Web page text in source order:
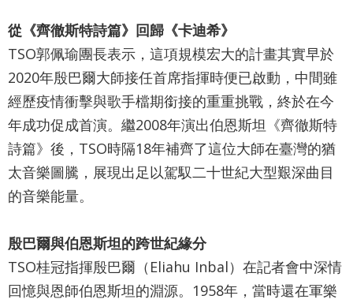
及
出
版
品
行
政
資
訊
站
導
覽
從《齊徹斯特詩篇》回歸《卡迪希》
TSO郭佩瑜團長表示，這項規模宏大的計畫其實早於
2020年殷巴爾大師接任首席指揮時便已啟動，中間雖
經歷疫情衝擊與歌手檔期銜接的重重挑戰，終於在今
年成功促成首演。繼2008年演出伯恩斯坦《齊徹斯特
詩篇》後，TSO時隔18年補齊了這位大師在臺灣的猶
太音樂圖騰，展現出足以駕馭二十世紀大型艱深曲目
的音樂能量。
殷巴爾與伯恩斯坦的跨世紀緣分
TSO桂冠指揮殷巴爾（Eliahu Inbal）在記者會中深情
回憶與恩師伯恩斯坦的淵源。1958年，當時還在軍樂